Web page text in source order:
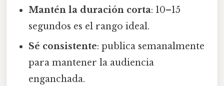
Mantén la duración corta: 10–15
segundos es el rango ideal.
Sé consistente: publica semanalmente
para mantener la audiencia
enganchada.